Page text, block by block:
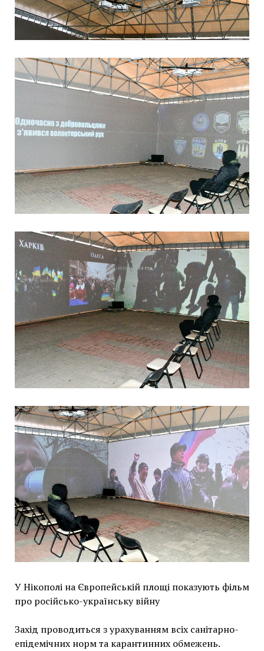
У Нікополі на Європейській площі показують фільм
про російсько-українську війну
Захід проводиться з урахуванням всіх санітарно-
епідемічних норм та карантинних обмежень.